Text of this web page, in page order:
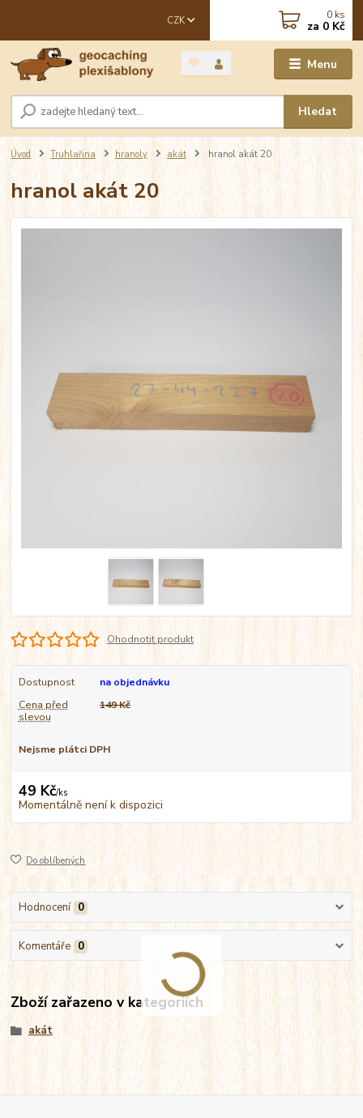
Menu
CZK
Hledat
0 ks
za 0 Kč
Úvod Truhlařina hranoly akát hranol akát 20
hranol akát 20
Ohodnotit produkt
Dostupnost
na objednávku
Cena před
slevou
149 Kč
Nejsme plátci DPH
49 Kč/ks
Momentálně není k dispozici
Do oblíbených
Hodnocení 0
Komentáře 0
Zboží zařazeno v kategoriích
akát